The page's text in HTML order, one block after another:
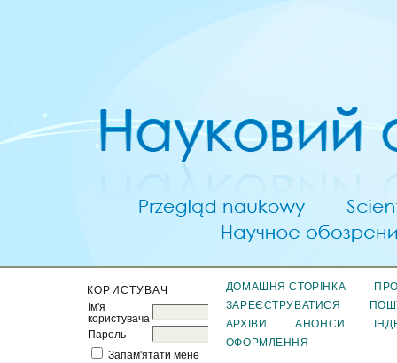
КОРИСТУВАЧ
Ім'я
користувача
Пароль
Запам'ятати мене
ДОМАШНЯ СТОРІНКА
ЗАРЕЄСТРУВАТИСЯ
АРХІВИ
АНОНСИ
ОФОРМЛЕННЯ